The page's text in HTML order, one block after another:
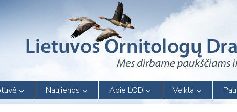
Naujienos Apie LOD Veikla